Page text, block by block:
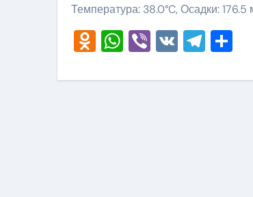
Температура: 38.0°C, Осадки:
Odnoklassniki
WhatsApp
Viber
VK